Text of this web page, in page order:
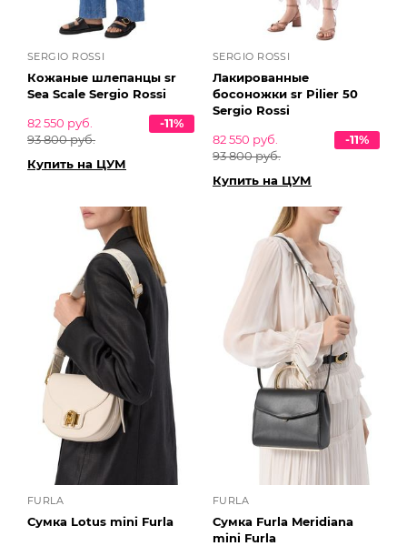
SERGIO ROSSI
Кожаные шлепанцы sr
Sea Scale Sergio Rossi
82 550 руб.
93 800 руб.
-11%
Купить на ЦУМ
SERGIO ROSSI
Лакированные
босоножки sr Pilier 50
Sergio Rossi
82 550 руб.
93 800 руб.
-11%
Купить на ЦУМ
FURLA
Сумка Lotus mini Furla
FURLA
Сумка Furla Meridiana
mini Furla